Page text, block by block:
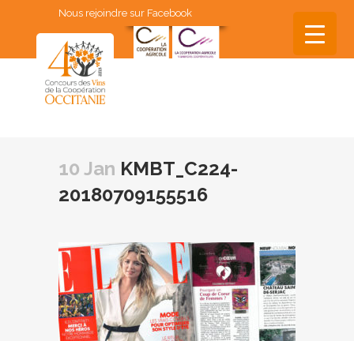
Nous rejoindre sur Facebook
10 Jan KMBT_C224-
20180709155516